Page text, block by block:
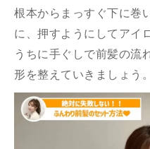
根本からまっすぐ下に巻
に、押すようにしてアイ
うちに手ぐしで前髪の流
形を整えていきましょう。